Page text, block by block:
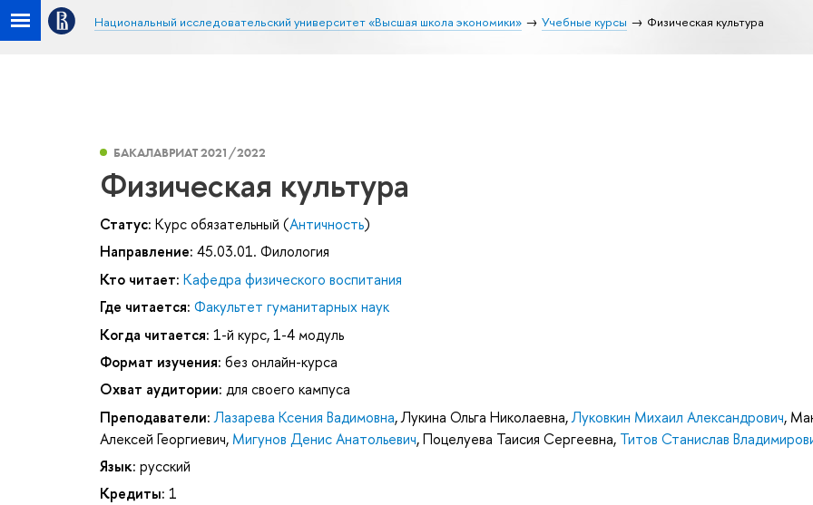
Национальный исследовательский университет «Высшая школа экономики» Учебные курсы Физическая культура
БАКАЛАВРИАТ 2021/2022
Физическая культура
Статус: Курс обязательный (Античность)
Направление: 45.03.01. Филология
Кто читает: Кафедра физического воспитания
Где читается: Факультет гуманитарных наук
Когда читается: 1-й курс, 1-4 модуль
Формат изучения: без онлайн-курса
Охват аудитории: для своего кампуса
Преподаватели: Лазарева Ксения Вадимовна,Лукина Ольга Николаевна,Луковкин Михаил Александрович,
Алексей Георгиевич, Мигунов Денис Анатольевич,Поцелуева Таисия Сергеевна, Титов Станислав
Язык: русский
Кредиты: 1